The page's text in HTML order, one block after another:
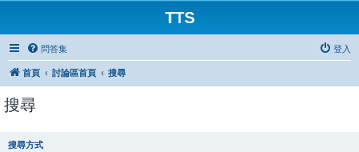
TTS
問答集 登入
首頁 討論區首頁 搜尋
搜尋
搜尋方式